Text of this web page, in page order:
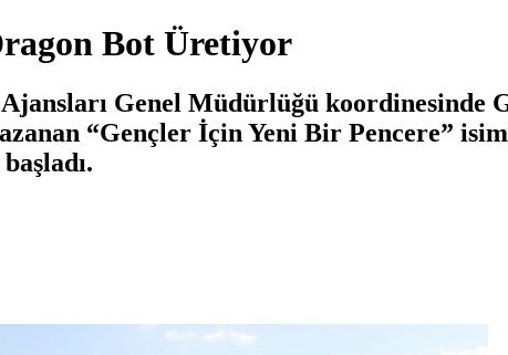
Bot Üretiyor
Genel Müdürlüğü koordinesinde
“Gençler İçin Yeni Bir Pencere”